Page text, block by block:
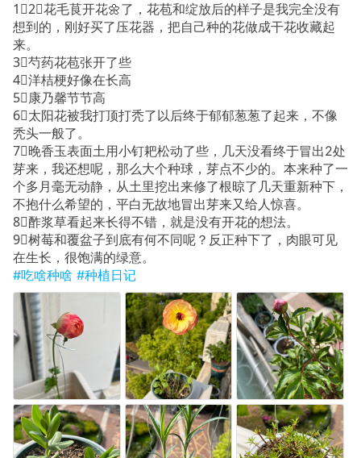
1⃣️2⃣️花毛茛开花🌼了，花苞和绽放后的样子是我完全没有
想到的，刚好买了压花器，把自己种的花做成干花收藏起
来。
3⃣️芍药花苞张开了些
4⃣️洋桔梗好像在长高
5⃣️康乃馨节节高
6⃣️太阳花被我打顶打秃了以后终于郁郁葱葱了起来，不像
秃头一般了。
7⃣️晚香玉表面土用小钉耙松动了些，几天没看终于冒出2处
芽来，我还想呢，那么大个种球，芽点不少的。本来种了一
个多月毫无动静，从土里挖出来修了根晾了几天重新种下，
不抱什么希望的，平白无故地冒出芽来又给人惊喜。
8⃣️酢浆草看起来长得不错，就是没有开花的想法。
9⃣️树莓和覆盆子到底有何不同呢？反正种下了，肉眼可见
在生长，很饱满的绿意。
#吃啥种啥 #种植日记